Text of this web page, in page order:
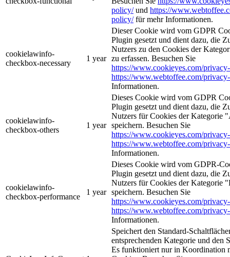
policy/und https://
policy/für mehr Informationen.
cookielawinfo-
checkbox-necessary
1 year
Dieser Cookie wird vom GDPR
Plugin gesetzt und dient dazu, die
Nutzers zu den Cookies der
zu erfassen. Besuchen Sie
https://www.cookieyes.com/
https://www.webtoffee.com/
Informationen.
cookielawinfo-
checkbox-others
1 year
Dieses Cookie wird vom GDPR
Plugin gesetzt und dient dazu, die
Nutzers für Cookies der Kategorie
speichern. Besuchen Sie
https://www.cookieyes.com/
https://www.webtoffee.com/
Informationen.
cookielawinfo-
checkbox-performance
1 year
Dieses Cookie wird vom GDPR-
Plugin gesetzt und dient dazu, die
Nutzers für Cookies der Kategorie
speichern. Besuchen Sie
https://www.cookieyes.com/
https://www.webtoffee.com/
Informationen.
Speichert den Standard-
entsprechenden Kategorie und den
Es funktioniert nur in Koordination